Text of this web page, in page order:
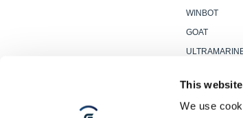
This
We use
WINBOT
GOAT
ROBOT
PER PULIZIA